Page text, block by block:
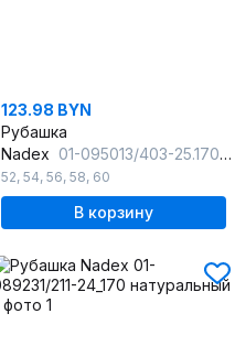
123.98 BYN
Рубашка
Nadex 01-095013/403-25.170-176 сине-белый
52, 54, 56, 58, 60
В корзину